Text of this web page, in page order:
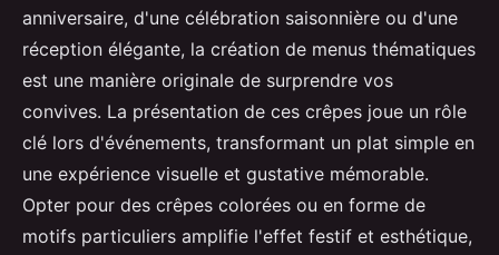
anniversaire, d'une célébration saisonnière ou d'une
réception élégante, la création de menus thématiques
est une manière originale de surprendre vos
convives. La présentation de ces crêpes joue un rôle
clé lors d'événements, transformant un plat simple en
une expérience visuelle et gustative mémorable.
Opter pour des crêpes colorées ou en forme de
motifs particuliers amplifie l'effet festif et esthétique,